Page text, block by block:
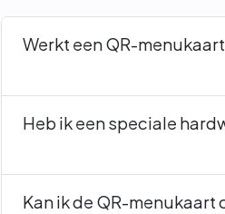
Werkt een QR-
Heb ik een speciale
Kan ik de QR-